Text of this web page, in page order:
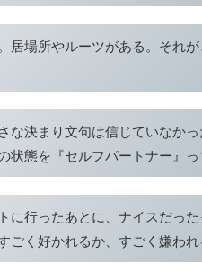
居場所やルーツがある。それ
な決まり文句は信じていなか
状態を『セルフパートナー』
に行ったあとに、ナイスだっ
ごく好かれるか、すごく嫌わ